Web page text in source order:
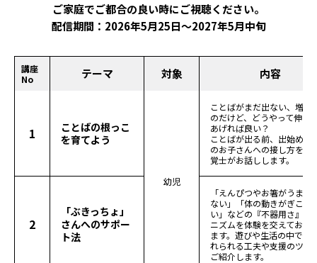
ご家庭でご都合の良い時にご視聴ください。
配信期間：2026年5月25日～2027年5月中旬
講座
No
テーマ 対象 内容
1
ことばの根っこ
を育てよう
幼児
ことばがまだ出ない、増え
のだけど、どうやって伸ば
あげれば良い？
ことばが出る前、出始めの
のお子さんへの接し方を言
覚士がお話しします。
2
「ぶきっちょ」
さんへのサポー
ト法
「えんぴつやお箸がうまく
ない」「体の動きがぎこち
い」などの『不器用さ』の
ニズムを体験を交えてお話
ます。遊びや生活の中で取
れられる工夫や支援のツー
ご紹介します。